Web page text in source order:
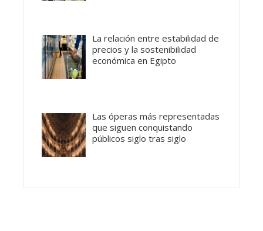
La relación entre estabilidad de
precios y la sostenibilidad
económica en Egipto
Las óperas más representadas
que siguen conquistando
públicos siglo tras siglo